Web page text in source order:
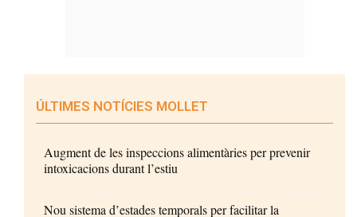
ÚLTIMES NOTÍCIES MOLLET
Augment de les inspeccions alimentàries per prevenir
intoxicacions durant l’estiu
Nou sistema d’estades temporals per facilitar la